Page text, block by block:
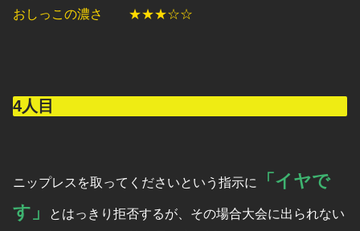
おしっこの濃さ ★★★☆☆
4人目
ニップレスを取ってくださいという指示に
「イヤで
す」
とはっきり拒否するが、その場合大会に出られない